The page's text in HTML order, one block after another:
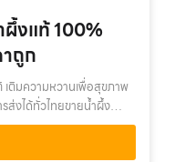
งแท้ 100%
ถูก
ติมความหวานเพื่อสุขภาพ
ส่งได้ทั่วไทยขายน้ำผึ้ง
ท้ 100% คุณค่าจากน้ำผึ้ง